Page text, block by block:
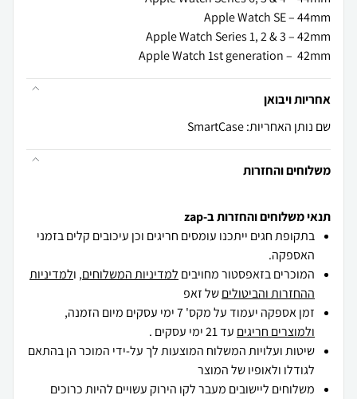
Apple Watch 1st generation – 42mm
אחריות ויבואן
שם נותן האחריות: SmartCase
משלוחים והחזרות
תנאי משלוחים והחזרות ב-zap
בתקופת חגים ייתכנו עומסים חריגים וכן עיכובים קלים בזמני
האספקה.
המוכרים בזאפסטור מחויבים למדיניות המשלוחים, ולמדיניות
ההחזרות והביטוליםשל זאפ
זמן אספקה יעמוד על מקס' 7 ימי עסקים מיום הזמנה,
ולמוצרים חריגים עד 21 ימי עסקים .
שיטות ועלויות המשלוח המוצעות לך על-ידי המוכר הן בהתאם
לגודלו ולאופיו של המוצר
משלוחים ליישובים מעבר לקו הירוק עשויים להיות כרוכים